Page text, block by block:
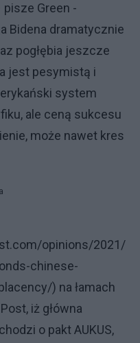
pisze Green -
Bidena dramatycznie
pogłębia jeszcze
jest pesymistą i
system
ale ceną sukcesu
może nawet kres
opinions/2021/
chinese-
) na łamach
iż główna
o pakt AUKUS,